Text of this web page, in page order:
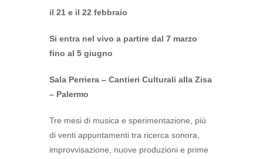
il 21 e il 22 febbraio
Si entra nel vivo a partire dal 7 marzo
fino al 5 giugno
Sala Perriera – Cantieri Culturali alla Zisa
– Palermo
Tre mesi di musica e sperimentazione, più
di venti appuntamenti tra ricerca sonora,
improvvisazione, nuove produzioni e prime